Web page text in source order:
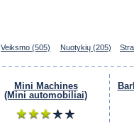
Veiksmo (505) Nuotykių (205)
Mini Machines
(Mini automobiliai)